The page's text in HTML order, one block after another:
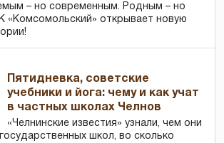
– но современным. Родным – но
«Комсомольский» открывает новую
Пятидневка, советские
учебники и йога: чему и как учат
в частных школах Челнов
«Челнинские известия» узнали, чем они
школ, во сколько